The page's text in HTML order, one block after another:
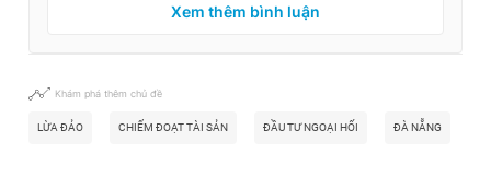
Xem thêm bình luận
Khám phá thêm chủ đề
LỪA ĐẢO CHIẾM ĐOẠT TÀI SẢN ĐẦU TƯ NGOẠI HỐI ĐÀ NẴNG